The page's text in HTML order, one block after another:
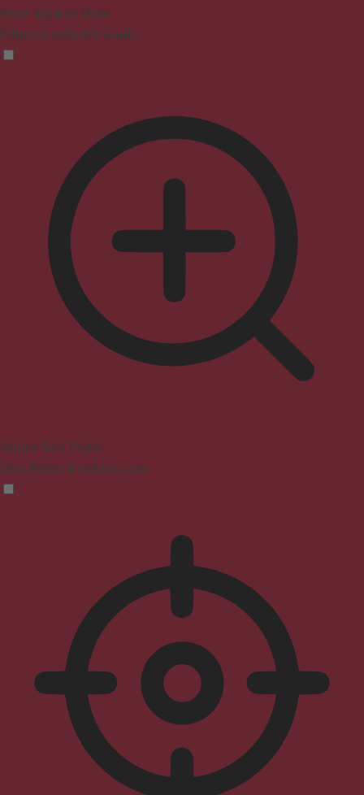
Vision Impaired Mode
Enhances website's visuals
Seizure Safe Profile
Clear flashes & reduces color